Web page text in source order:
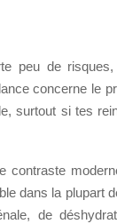
peu de
concerne le
surtout si tes
contraste
dans la plupart
de